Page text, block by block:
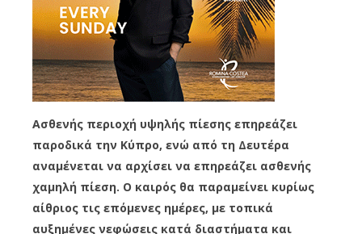
Ασθενής περιοχή υψηλής πίεσης επηρεάζει
παροδικά την Κύπρο, ενώ από τη Δευτέρα
αναμένεται να αρχίσει να επηρεάζει ασθενής
χαμηλή πίεση. Ο καιρός θα παραμείνει κυρίως
αίθριος τις επόμενες ημέρες, με τοπικά
αυξημένες νεφώσεις κατά διαστήματα και